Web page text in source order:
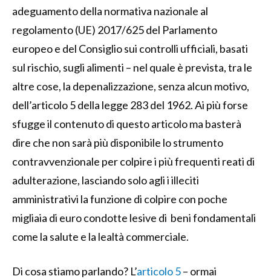
adeguamento della normativa nazionale al
regolamento (UE) 2017/625 del Parlamento
europeo e del Consiglio sui controlli ufficiali, basati
sul rischio, sugli alimenti – nel quale è prevista, tra le
altre cose, la depenalizzazione, senza alcun motivo,
dell’articolo 5 della legge 283 del 1962. Ai più forse
sfugge il contenuto di questo articolo ma basterà
dire che non sarà più disponibile lo strumento
contravvenzionale per colpire i più frequenti reati di
adulterazione, lasciando solo agli i illeciti
amministrativi la funzione di colpire con poche
migliaia di euro condotte lesive di beni fondamentali
come la salute e la lealtà commerciale.
Di cosa stiamo parlando? L’articolo 5– ormai